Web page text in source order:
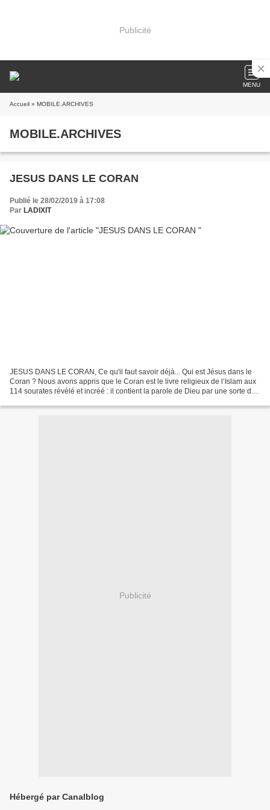
Publicité
MENU
Accueil » MOBILE.ARCHIVES
MOBILE.ARCHIVES
JESUS DANS LE CORAN
Publié le 28/02/2019 à 17:08
Par LADIXIT
JESUS DANS LE CORAN, Ce qu'il faut savoir déjà... Qui est Jésus dans le
Coran ? Nous avons appris que le Coran est le livre religieux de l’Islam aux
114 sourates révélé et incréé : il contient la parole de Dieu par une sorte de
Publicité
Hébergé par Canalblog